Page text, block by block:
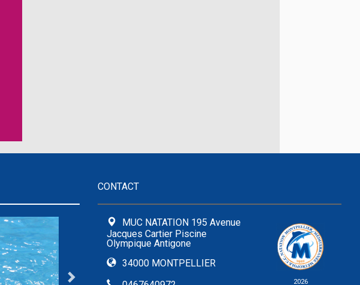
CONTACT
MUC NATATION 195 Avenue
Jacques Cartier Piscine
Olympique Antigone
34000 MONTPELLIER
2026